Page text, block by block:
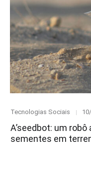
Category
Tecnologias Sociais
A’seedbot: um
sementes em